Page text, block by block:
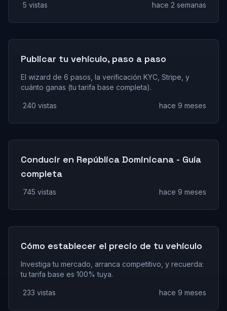
5 vistas hace 2 semanas
Publicar tu vehículo, paso a paso
El wizard de 6 pasos, la verificación KYC, Stripe, y
cuánto ganas (tu tarifa base completa).
240 vistas hace 9 meses
Conducir en República Dominicana - Guía
completa
745 vistas hace 9 meses
Cómo establecer el precio de tu vehículo
Investiga tu mercado, arranca competitivo, y recuerda:
tu tarifa base es 100% tuya.
233 vistas hace 9 meses